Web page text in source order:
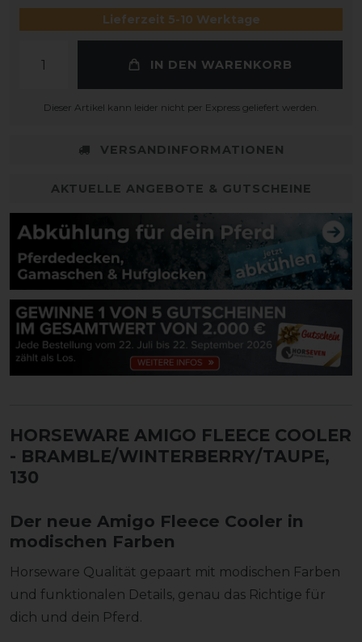
Lieferzeit 5-10 Werktage
IN DEN WARENKORB
Dieser Artikel kann leider nicht per Express geliefert werden.
VERSANDINFORMATIONEN
AKTUELLE ANGEBOTE & GUTSCHEINE
HORSEWARE AMIGO FLEECE COOLER
- BRAMBLE/WINTERBERRY/TAUPE,
130
Der neue Amigo Fleece Cooler in
modischen Farben
Horseware Qualität gepaart mit modischen Farben
und funktionalen Details, genau das Richtige für
dich und dein Pferd.